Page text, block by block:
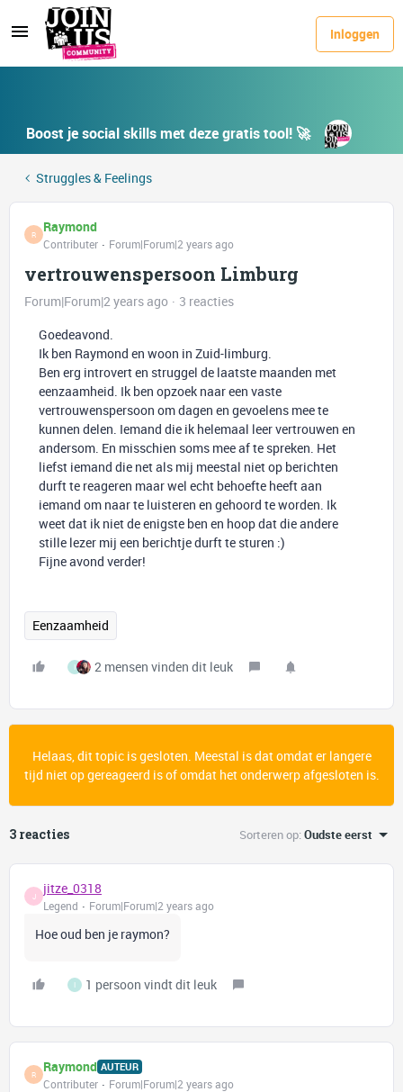
Inloggen
Boost je social skills met deze gratis tool! 🚀
Struggles & Feelings
R Raymond
Contributer Forum|Forum|2 years ago
vertrouwenspersoon Limburg
Forum|Forum|2 years ago
3 reacties
Goedeavond.
Ik ben Raymond en woon in Zuid-limburg.
Ben erg introvert en struggel de laatste maanden met
eenzaamheid. Ik ben opzoek naar een vaste
vertrouwenspersoon om dagen en gevoelens mee te
kunnen delen. Iemand die ik helemaal leer vertrouwen en
andersom. En misschien soms mee af te spreken. Het
liefst iemand die net als mij meestal niet op berichten
durft te reageren maar wel echt behoefte heeft aan
iemand om naar te luisteren en gehoord te worden. Ik
weet dat ik niet de enigste ben en hoop dat die andere
stille lezer mij een berichtje durft te sturen :)
Fijne avond verder!
Eenzaamheid
I 2 mensen vinden dit leuk
Helaas, dit topic is gesloten. Meestal is dat omdat er langere
tijd niet op gereageerd is of omdat het onderwerp afgesloten is.
3 reacties Sorteren op:Oudste eerst
J jitze_0318
Legend Forum|Forum|2 years ago
Hoe oud ben je raymon?
I 1 persoon vindt dit leuk
R Raymond AUTEUR
Contributer Forum|Forum|2 years ago